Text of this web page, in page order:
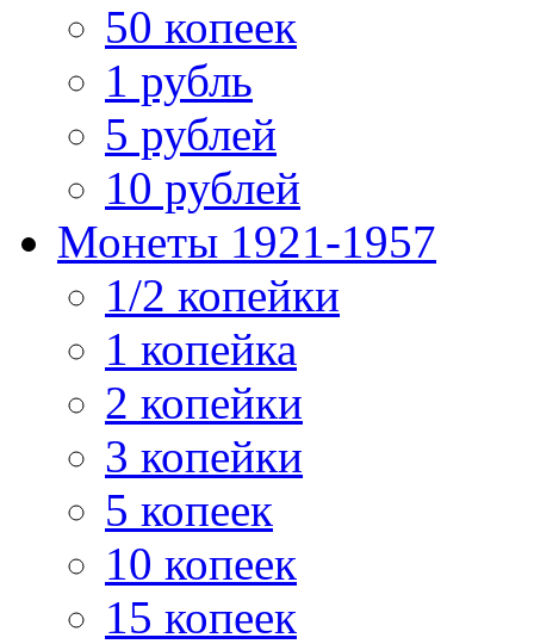
50 копеек
1 рубль
5 рублей
10 рублей
Монеты 1921-1957
1/2 копейки
1 копейка
2 копейки
3 копейки
5 копеек
10 копеек
15 копеек